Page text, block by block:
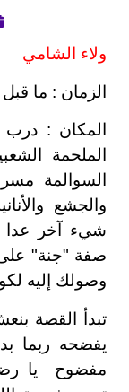
ولاء الشامي
الزمان : ما قبل
المكان : درب
الملحمة
السوالمة
والجشع
شيء آخر عدا
صفة "جنة"
وصولك إليه
تبدأ القصة
يفضحه ربما
مفضوح يا